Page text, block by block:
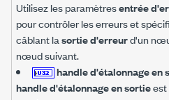
Utilisez les paramètresentrée
pour contrôler les erreurs et
câblant lasortie d'erreurd'un
nœud suivant.
handle d'étalonnage en
handle d'étalonnage en sortieest